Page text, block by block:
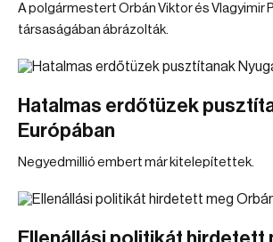
A polgármestert Orbán Viktor és Vlagyimir
társaságában ábrázolták.
Hatalmas erdőtüzek
Európában
Negyedmillió embert már kitelepítettek.